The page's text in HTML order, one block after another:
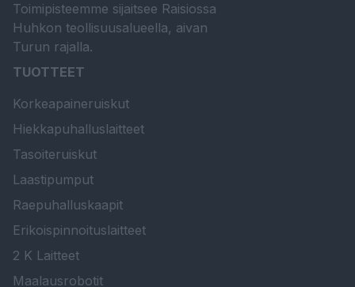
Toimipisteemme sijaitsee Raisiossa
Huhkon teollisuusalueella, aivan
Turun rajalla.
TUOTTEET
Korkeapaineruiskut
Hiekkapuhalluslaitteet
Tasoiteruiskut
Laastipumput
Raepuhalluskaapit
Erikoispinnoituslaitteet
2 K Laitteet
Maalausrobotit